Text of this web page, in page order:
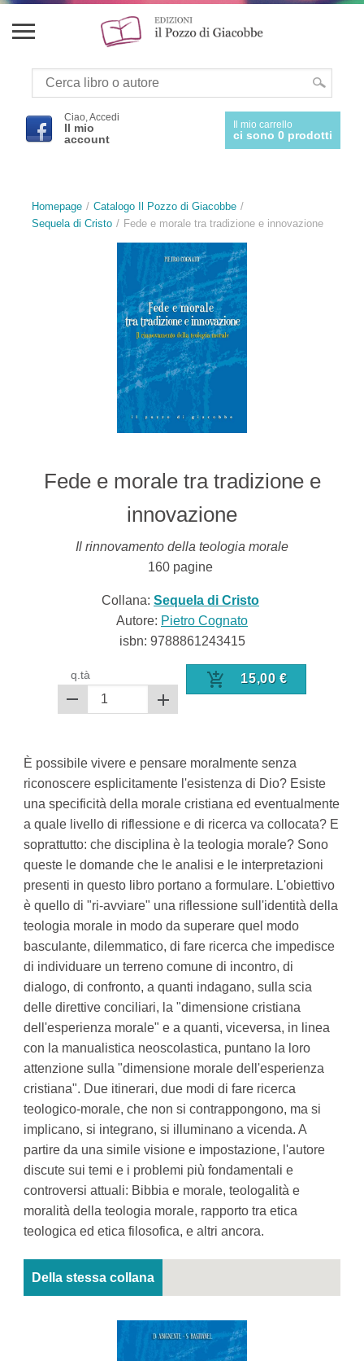
Ciao, Accedi
Il mio
account
Il mio carrello
ci sono 0 prodotti
Homepage
Catalogo Il Pozzo di Giacobbe
Sequela di Cristo
Fede e morale tra tradizione e innovazione
Fede e morale tra tradizione e
innovazione
Il rinnovamento della teologia morale
160pagine
Collana: Sequela di Cristo
Autore: Pietro Cognato
isbn: 9788861243415
q.tà 15,00 €
È possibile vivere e pensare moralmente senza
riconoscere esplicitamente l'esistenza di Dio? Esiste
una specificità della morale cristiana ed eventualmente
a quale livello di riflessione e di ricerca va collocata? E
soprattutto: che disciplina è la teologia morale? Sono
queste le domande che le analisi e le interpretazioni
presenti in questo libro portano a formulare. L'obiettivo
è quello di "ri-avviare" una riflessione sull'identità della
teologia morale in modo da superare quel modo
basculante, dilemmatico, di fare ricerca che impedisce
di individuare un terreno comune di incontro, di
dialogo, di confronto, a quanti indagano, sulla scia
delle direttive conciliari, la "dimensione cristiana
dell'esperienza morale" e a quanti, viceversa, in linea
con la manualistica neoscolastica, puntano la loro
attenzione sulla "dimensione morale dell'esperienza
cristiana". Due itinerari, due modi di fare ricerca
teologico-morale, che non si contrappongono, ma si
implicano, si integrano, si illuminano a vicenda. A
partire da una simile visione e impostazione, l'autore
discute sui temi e i problemi più fondamentali e
controversi attuali: Bibbia e morale, teologalità e
moralità della teologia morale, rapporto tra etica
teologica ed etica filosofica, e altri ancora.
Della stessa collana